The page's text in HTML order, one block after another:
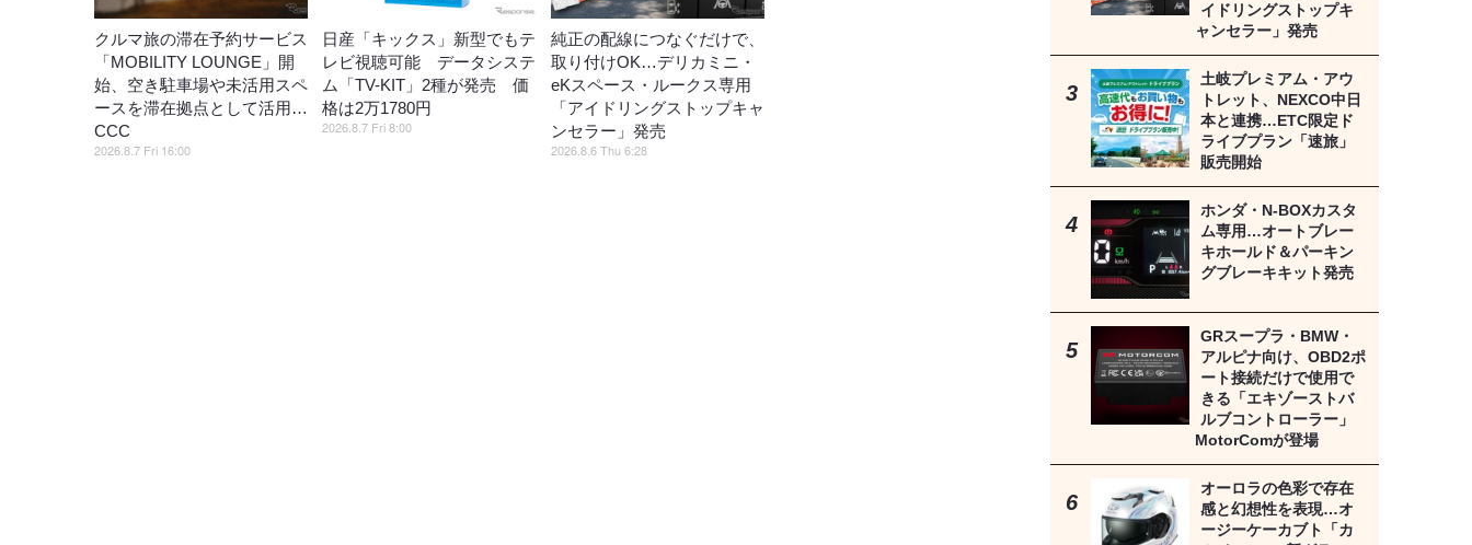
クルマ旅の滞在予約サービス
「MOBILITY LOUNGE」開
始、空き駐車場や未活用スペ
ースを滞在拠点として活用…
CCC
2026.8.7 Fri 16:00
日産「キックス」新型でもテ
レビ視聴可能 データシステ
ム「TV-KIT」2種が発売 価
格は2万1780円
2026.8.7 Fri 8:00
純正の配線につなぐだけで、
取り付けOK…デリカミニ・
eKスペース・ルークス専用
「アイドリングストップキャ
ンセラー」発売
2026.8.6 Thu 6:28
イドリングストップキ
ャンセラー」発売
土岐プレミアム・アウ
トレット、NEXCO中日
本と連携…ETC限定ド
ライブプラン「速旅」
販売開始
ホンダ・N-BOXカスタ
ム専用…オートブレー
キホールド＆パーキン
グブレーキキット発売
GRスープラ・BMW・
アルピナ向け、OBD2ポ
ート接続だけで使用で
きる「エキゾーストバ
ルブコントローラー」
MotorComが登場
オーロラの色彩で存在
感と幻想性を表現…オ
ージーケーカブト「カ